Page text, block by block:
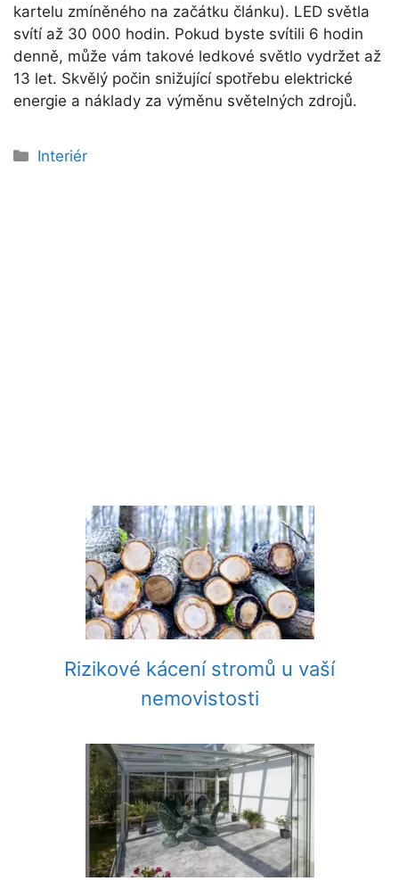
kartelu zmíněného na začátku článku). LED světla
svítí až 30 000 hodin. Pokud byste svítili 6 hodin
denně, může vám takové ledkové světlo vydržet až
13 let. Skvělý počin snižující spotřebu elektrické
energie a náklady za výměnu světelných zdrojů.
Rubriky
Interiér
Rizikové kácení stromů u vaší
nemovistosti